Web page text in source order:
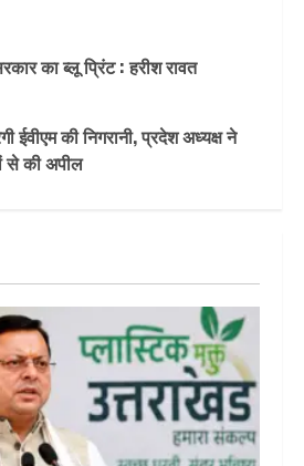
का ब्लू प्रिंट : हरीश रावत
ईवीएम की निगरानी, प्रदेश अध्यक्ष ने
से की अपील